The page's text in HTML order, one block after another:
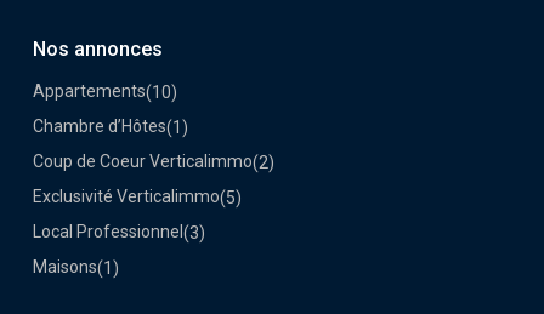
Nos annonces
Appartements(10)
Chambre d’Hôtes(1)
Coup de Coeur Verticalimmo(2)
Exclusivité Verticalimmo(5)
Local Professionnel (3)
Maisons(1)